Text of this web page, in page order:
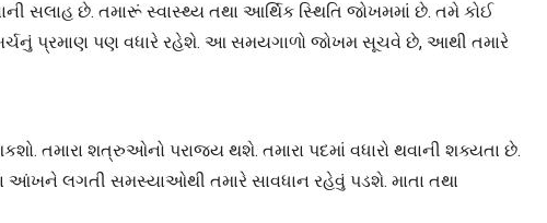
છે. તમારૂં સ્વાસ્થ્ય તથા આર્થિક સ્થિતિ જોખમમાં છે. તમે કોઈ
ખર્ચનું પ્રમાણ પણ વધારે રહેશે. આ સમયગાળો જોખમ સૂચવે છે, આથી તમારે
તમારા શત્રુઓનો પરાજય થશે. તમારા પદમાં વધારો થવાની શક્યતા છે.
આંખને લગતી સમસ્યાઓથી તમારે સાવધાન રહેવું પડશે. માતા તથા